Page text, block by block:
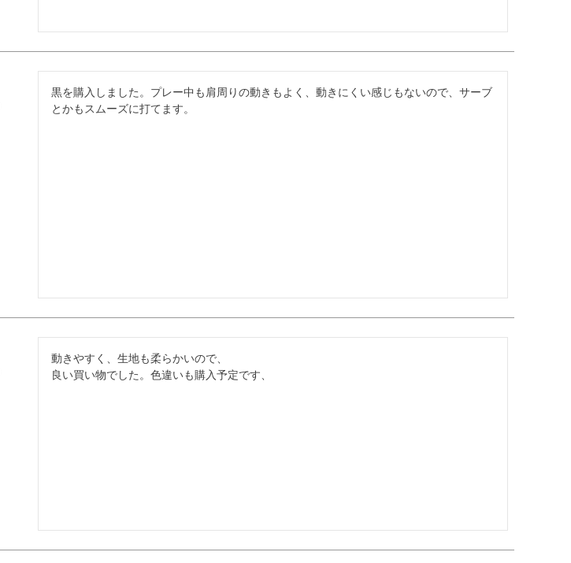
黒を購入しました。プレー中も肩周りの動きもよく、動きにくい感じもないので、サーブ
とかもスムーズに打てます。
動きやすく、生地も柔らかいので、
良い買い物でした。色違いも購入予定です、